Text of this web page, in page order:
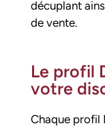
décuplant
de vente.
Le profil
votre
Chaque profil